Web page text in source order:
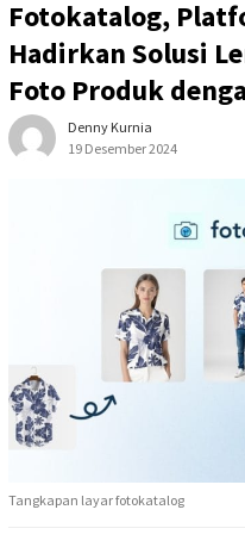
Fotokatalog,
Hadirkan Solusi
Foto Produk
Denny Kurnia
19 Desember 2024
Tangkapan layar fotokatalog